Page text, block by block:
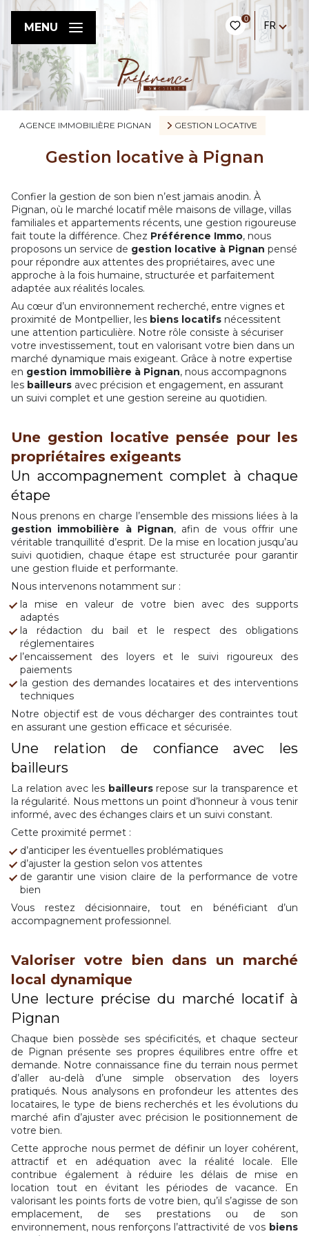
0
FR
MENU
AGENCE IMMOBILIÈRE PIGNAN GESTION LOCATIVE
Gestion locative à Pignan
Confier la gestion de son bien n’est jamais anodin. À
Pignan, où le marché locatif mêle maisons de village, villas
familiales et appartements récents, une gestion rigoureuse
fait toute la différence. Chez Préférence Immo, nous
proposons un service de gestion locative à Pignan pensé
pour répondre aux attentes des propriétaires, avec une
approche à la fois humaine, structurée et parfaitement
adaptée aux réalités locales.
Au cœur d’un environnement recherché, entre vignes et
proximité de Montpellier, les biens locatifs nécessitent
une attention particulière. Notre rôle consiste à sécuriser
votre investissement, tout en valorisant votre bien dans un
marché dynamique mais exigeant. Grâce à notre expertise
en gestion immobilière à Pignan, nous accompagnons
les bailleurs avec précision et engagement, en assurant
un suivi complet et une gestion sereine au quotidien.
Une gestion locative pensée pour les
propriétaires exigeants
Un accompagnement complet à chaque
étape
Nous prenons en charge l’ensemble des missions liées à la
gestion immobilière à Pignan, afin de vous offrir une
véritable tranquillité d’esprit. De la mise en location jusqu’au
suivi quotidien, chaque étape est structurée pour garantir
une gestion fluide et performante.
Nous intervenons notamment sur :
la mise en valeur de votre bien avec des supports
adaptés
la rédaction du bail et le respect des obligations
réglementaires
l’encaissement des loyers et le suivi rigoureux des
paiements
la gestion des demandes locataires et des interventions
techniques
Notre objectif est de vous décharger des contraintes tout
en assurant une gestion efficace et sécurisée.
Une relation de confiance avec les
bailleurs
La relation avec les bailleursrepose sur la transparence et
la régularité. Nous mettons un point d’honneur à vous tenir
informé, avec des échanges clairs et un suivi constant.
Cette proximité permet :
d’anticiper les éventuelles problématiques
d’ajuster la gestion selon vos attentes
de garantir une vision claire de la performance de votre
bien
Vous restez décisionnaire, tout en bénéficiant d’un
accompagnement professionnel.
Valoriser votre bien dans un marché
local dynamique
Une lecture précise du marché locatif à
Pignan
Chaque bien possède ses spécificités, et chaque secteur
de Pignan présente ses propres équilibres entre offre et
demande. Notre connaissance fine du terrain nous permet
d’aller au-delà d’une simple observation des loyers
pratiqués. Nous analysons en profondeur les attentes des
locataires, le type de biens recherchés et les évolutions du
marché afin d’ajuster avec précision le positionnement de
votre bien.
Cette approche nous permet de définir un loyer cohérent,
attractif et en adéquation avec la réalité locale. Elle
contribue également à réduire les délais de mise en
location tout en évitant les périodes de vacance. En
valorisant les points forts de votre bien, qu’il s’agisse de son
emplacement, de ses prestations ou de son
environnement, nous renforçons l’attractivité de vos biens